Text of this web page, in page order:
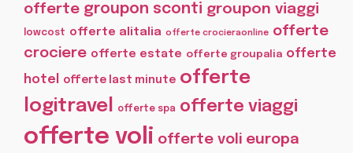
offerte groupon sconti groupon viaggi
lowcost offerte alitalia offerte crocieraonline offerte
crociere offerte estate offerte groupalia offerte
hotel
offerte last minute offerte
logitravel
offerte spa offerte viaggi
offerte voli offerte voli europa